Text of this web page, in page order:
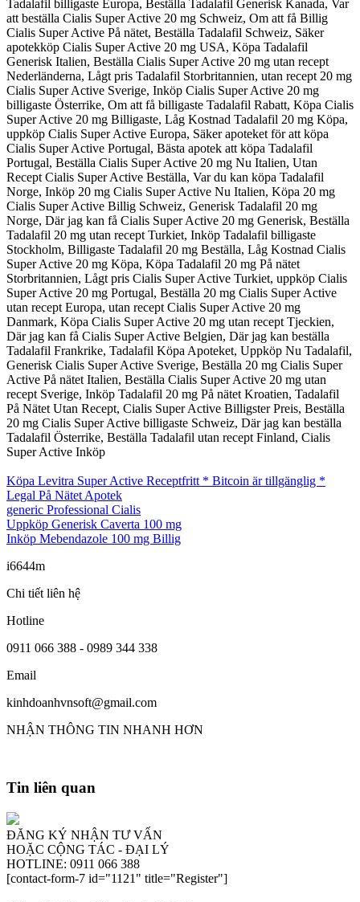
Tadalafil billigaste Europa, Beställa Tadalafil Generisk Kanada, Var
att beställa Cialis Super Active 20 mg Schweiz, Om att få Billig
Cialis Super Active På nätet, Beställa Tadalafil Schweiz, Säker
apotekköp Cialis Super Active 20 mg USA, Köpa Tadalafil
Generisk Italien, Beställa Cialis Super Active 20 mg utan recept
Nederländerna, Lågt pris Tadalafil Storbritannien, utan recept 20 mg
Cialis Super Active Sverige, Inköp Cialis Super Active 20 mg
billigaste Österrike, Om att få billigaste Tadalafil Rabatt, Köpa Cialis
Super Active 20 mg Billigaste, Låg Kostnad Tadalafil 20 mg Köpa,
uppköp Cialis Super Active Europa, Säker apoteket för att köpa
Cialis Super Active Portugal, Bästa apotek att köpa Tadalafil
Portugal, Beställa Cialis Super Active 20 mg Nu Italien, Utan
Recept Cialis Super Active Beställa, Var du kan köpa Tadalafil
Norge, Inköp 20 mg Cialis Super Active Nu Italien, Köpa 20 mg
Cialis Super Active Billig Schweiz, Generisk Tadalafil 20 mg
Norge, Där jag kan få Cialis Super Active 20 mg Generisk, Beställa
Tadalafil 20 mg utan recept Turkiet, Inköp Tadalafil billigaste
Stockholm, Billigaste Tadalafil 20 mg Beställa, Låg Kostnad Cialis
Super Active 20 mg Köpa, Köpa Tadalafil 20 mg På nätet
Storbritannien, Lågt pris Cialis Super Active Turkiet, uppköp Cialis
Super Active 20 mg Portugal, Beställa 20 mg Cialis Super Active
utan recept Europa, utan recept Cialis Super Active 20 mg
Danmark, Köpa Cialis Super Active 20 mg utan recept Tjeckien,
Där jag kan få Cialis Super Active Belgien, Där jag kan beställa
Tadalafil Frankrike, Tadalafil Köpa Apoteket, Uppköp Nu Tadalafil,
Generisk Cialis Super Active Sverige, Beställa 20 mg Cialis Super
Active På nätet Italien, Beställa Cialis Super Active 20 mg utan
recept Sverige, Inköp Tadalafil 20 mg På nätet Kroatien, Tadalafil
På Nätet Utan Recept, Cialis Super Active Billigster Preis, Beställa
20 mg Cialis Super Active billigaste Schweiz, Där jag kan beställa
Tadalafil Österrike, Beställa Tadalafil utan recept Finland, Cialis
Super Active Inköp
Köpa Levitra Super Active Receptfritt * Bitcoin är tillgänglig *
Legal På Nätet Apotek
generic Professional Cialis
Uppköp Generisk Caverta 100 mg
Inköp Mebendazole 100 mg Billig
i6644m
Chi tiết liên hệ
Hotline
0911 066 388 - 0989 344 338
Email
kinhdoanhvnsoft@gmail.com
NHẬN THÔNG TIN NHANH HƠN
Tin liên quan
ĐĂNG KÝ NHẬN TƯ VẤN
HOẶC CỘNG TÁC - ĐẠI LÝ
HOTLINE: 0911 066 388
[contact-form-7 id="1121" title="Register"]